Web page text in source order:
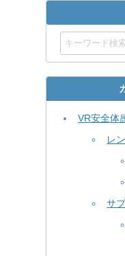
VR安全体
レ
サ